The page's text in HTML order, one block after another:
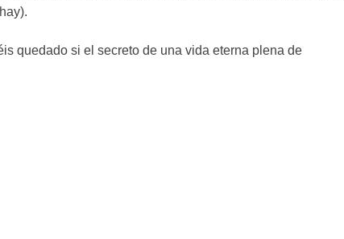
quedado si el secreto de una vida eterna plena de